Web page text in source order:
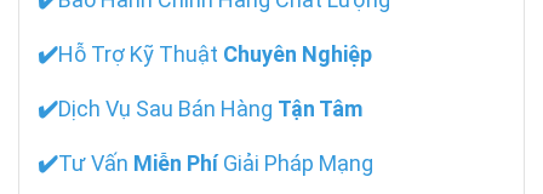
✔️Hỗ Trợ Kỹ Thuật Chuyên Nghiệp
✔️Dịch Vụ Sau Bán Hàng Tận Tâm
✔️Tư Vấn Miễn PhíGiải Pháp Mạng